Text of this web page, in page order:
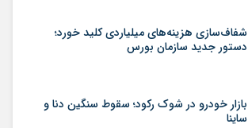
شفاف‌سازی هزینه‌های میلیاردی کلید خورد؛
دستور جدید سازمان بورس
بازار خودرو در شوک رکود؛ سقوط سنگین دنا و
ساینا